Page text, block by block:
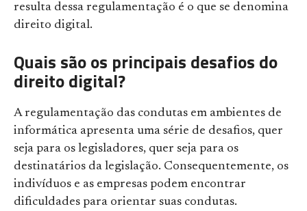
resulta dessa regulamentação é o que se denomina
direito digital.
Quais são os principais desafios do
direito digital?
A regulamentação das condutas em ambientes de
informática apresenta uma série de desafios, quer
seja para os legisladores, quer seja para os
destinatários da legislação. Consequentemente, os
indivíduos e as empresas podem encontrar
dificuldades para orientar suas condutas.